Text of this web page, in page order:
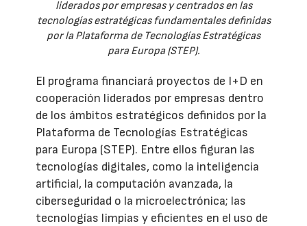
liderados por empresas y centrados en las
tecnologías estratégicas fundamentales definidas
por la Plataforma de Tecnologías Estratégicas
para Europa (STEP).
El programa financiará proyectos de I+D en
cooperación liderados por empresas dentro
de los ámbitos estratégicos definidos por la
Plataforma de Tecnologías Estratégicas
para Europa (STEP). Entre ellos figuran las
tecnologías digitales, como la inteligencia
artificial, la computación avanzada, la
ciberseguridad o la microelectrónica; las
tecnologías limpias y eficientes en el uso de